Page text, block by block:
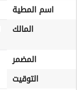
اسم المطية
المالك
المضمر
التوقيت